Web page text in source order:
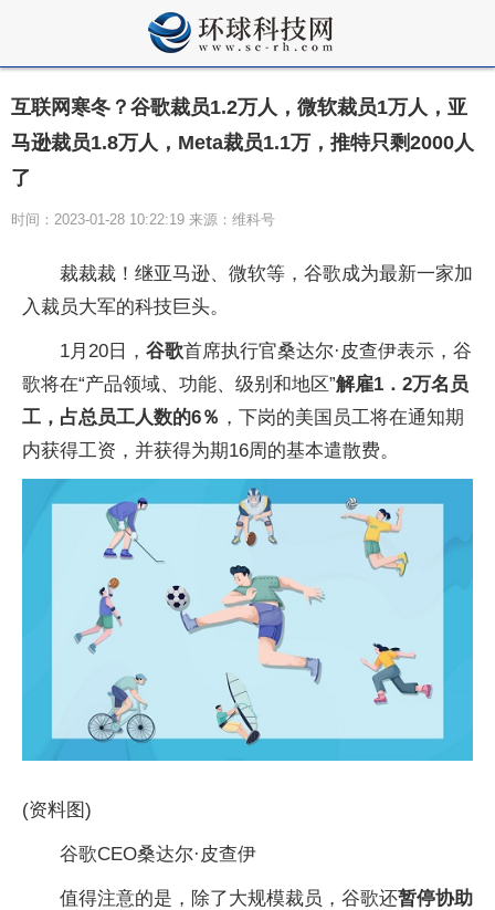
互联网寒冬？谷歌裁员1.2万人，微软裁员1万人，亚
马逊裁员1.8万人，Meta裁员1.1万，推特只剩2000人
了
时间：2023-01-28 10:22:19 来源：维科号
裁裁裁！继亚马逊、微软等，谷歌成为最新一家加
入裁员大军的科技巨头。
1月20日， 谷歌首席执行官桑达尔·皮查伊表示，谷
歌将在“产品领域、功能、级别和地区”解雇1．2万名员
工，占总员工人数的6％ ，下岗的美国员工将在通知期
内获得工资，并获得为期16周的基本遣散费。
(资料图)
谷歌CEO桑达尔·皮查伊
值得注意的是，除了大规模裁员，谷歌还暂停协助